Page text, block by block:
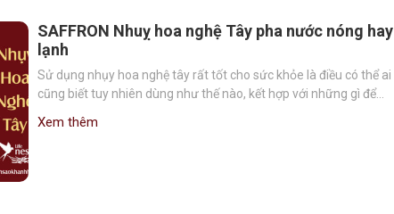
SAFFRON Nhuỵ hoa nghệ Tây pha nước nóng hay
lạnh
Sử dụng nhụy hoa nghệ tây rất tốt cho sức khỏe là điều có thể ai
cũng biết tuy nhiên dùng như thế nào, kết hợp với những gì để…
Xem thêm